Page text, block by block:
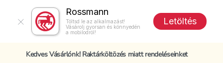
Rossmann
Töltsd le az alkalmazást!
Vásárolj gyorsan és könnyedén
a mobilodról!
Letöltés
Kedves Vásárlónk! Raktárköltözés miatt rendeléseinket